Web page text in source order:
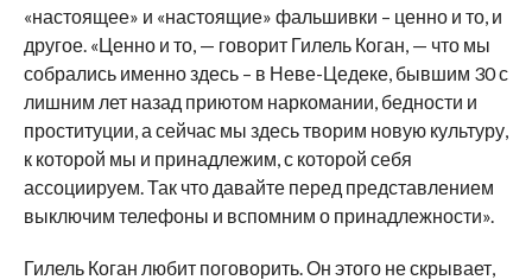
«настоящее» и «настоящие» фальшивки – ценно и то, и
другое. «Ценно и то, — говорит Гилель Коган, — что мы
собрались именно здесь – в Неве-Цедеке, бывшим 30 с
лишним лет назад приютом наркомании, бедности и
проституции, а сейчас мы здесь творим новую культуру,
к которой мы и принадлежим, с которой себя
ассоциируем. Так что давайте перед представлением
выключим телефоны и вспомним о принадлежности».
Гилель Коган любит поговорить. Он этого не скрывает,